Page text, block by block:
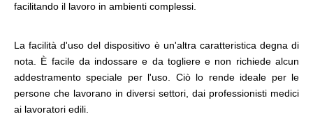
facilitando il lavoro in ambienti complessi.
La facilità d'uso del dispositivo è un'altra caratteristica degna di
nota. È facile da indossare e da togliere e non richiede alcun
addestramento speciale per l'uso. Ciò lo rende ideale per le
persone che lavorano in diversi settori, dai professionisti medici
ai lavoratori edili.